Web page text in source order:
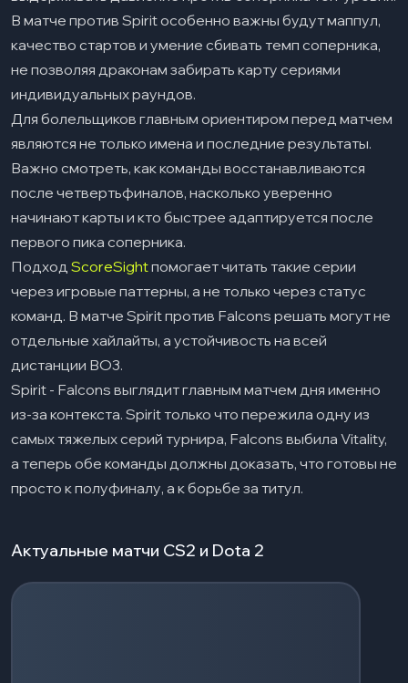
В матче против Spirit особенно важны будут маппул,
качество стартов и умение сбивать темп соперника,
не позволяя драконам забирать карту сериями
индивидуальных раундов.
Для болельщиков главным ориентиром перед матчем
являются не только имена и последние результаты.
Важно смотреть, как команды восстанавливаются
после четвертьфиналов, насколько уверенно
начинают карты и кто быстрее адаптируется после
первого пика соперника.
Подход ScoreSightпомогает читать такие серии
через игровые паттерны, а не только через статус
команд. В матче Spirit против Falcons решать могут не
отдельные хайлайты, а устойчивость на всей
дистанции BO3.
Spirit - Falcons выглядит главным матчем дня именно
из-за контекста. Spirit только что пережила одну из
самых тяжелых серий турнира, Falcons выбила Vitality,
а теперь обе команды должны доказать, что готовы не
просто к полуфиналу, а к борьбе за титул.
Актуальные матчи CS2 и Dota 2
Загрузка событий...